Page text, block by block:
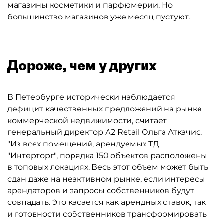
магазины косметики и парфюмерии. Но
большинство магазинов уже месяц пустуют.
Дороже, чем у других
В Петербурге исторически наблюдается
дефицит качественных предложений на рынке
коммерческой недвижимости, считает
генеральный директор А2 Retail Ольга Аткачис.
"Из всех помещений, арендуемых ТД
"Интерторг", порядка 150 объектов расположены
в топовых локациях. Весь этот объем может быть
сдан даже на неактивном рынке, если интересы
арендаторов и запросы собственников будут
совпадать. Это касается как арендных ставок, так
и готовности собственников трансформировать